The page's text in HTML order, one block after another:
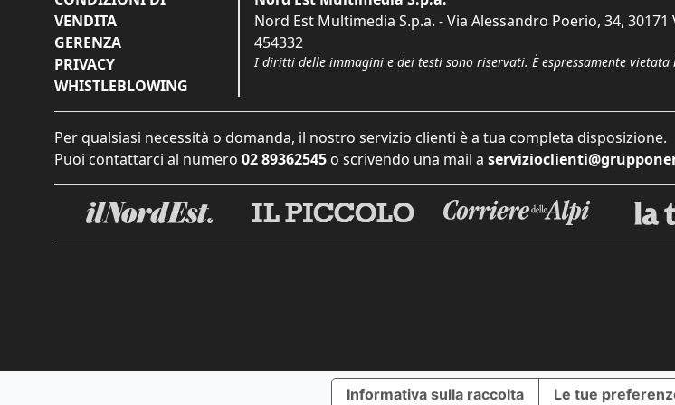
VENDITA
GERENZA
PRIVACY
WHISTLEBLOWING
Nord Est Multimedia S.p.a. - Via Alessandro Poerio, 34, 30171
454332
I diritti delle immagini e dei testi sono riservati. È espressamente
Per qualsiasi necessità o domanda, il nostro servizio clienti è a tua completa disposizione.
Puoi contattarci al numero 02 89362545 o scrivendo una mail a
Informativa sulla raccolta Le tue